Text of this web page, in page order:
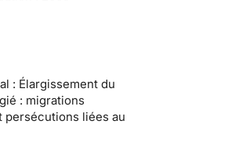
: Élargissement du
: migrations
persécutions liées au